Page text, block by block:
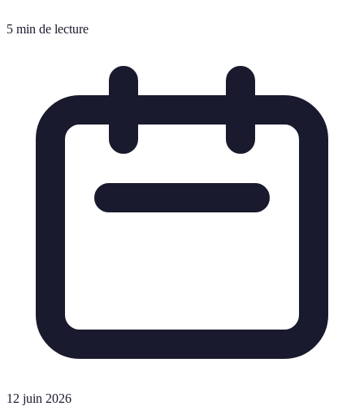
5 min de lecture
12 juin 2026